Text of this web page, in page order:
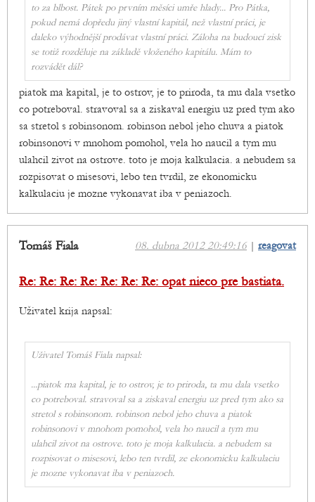
to za blbost. Pátek po prvním měsíci umře hlady... Pro Pátka,
pokud nemá dopředu jiný vlastní kapitál, než vlastní práci, je
daleko výhodnější prodávat vlastní práci. Záloha na budoucí zisk
se totiž rozděluje na základě vloženého kapitálu. Mám to
rozvádět dál?
piatok ma kapital, je to ostrov, je to priroda, ta mu dala vsetko
co potreboval. stravoval sa a ziskaval energiu uz pred tym ako
sa stretol s robinsonom. robinson nebol jeho chuva a piatok
robinsonovi v mnohom pomohol, vela ho naucil a tym mu
ulahcil zivot na ostrove. toto je moja kalkulacia. a nebudem sa
rozpisovat o misesovi, lebo ten tvrdil, ze ekonomicku
kalkulaciu je mozne vykonavat iba v peniazoch.
08. dubna 2012 20:49:16 | reagovat
Tomáš Fiala
Re: Re: Re: Re: Re: Re: Re: opat nieco pre bastiata.
Uživatel krija napsal:
Uživatel Tomáš Fiala napsal:
...piatok ma kapital, je to ostrov, je to priroda, ta mu dala vsetko
co potreboval. stravoval sa a ziskaval energiu uz pred tym ako sa
stretol s robinsonom. robinson nebol jeho chuva a piatok
robinsonovi v mnohom pomohol, vela ho naucil a tym mu
ulahcil zivot na ostrove. toto je moja kalkulacia. a nebudem sa
rozpisovat o misesovi, lebo ten tvrdil, ze ekonomicku kalkulaciu
je mozne vykonavat iba v peniazoch.